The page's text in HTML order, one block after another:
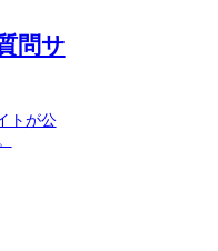
問サ
トが公